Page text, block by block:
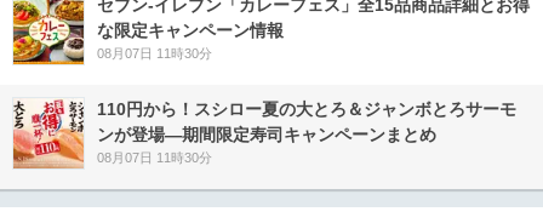
セブン‐イレブン「カレーフェス」全15品商品詳細とお得
な限定キャンペーン情報
08月07日 11時30分
110円から！スシロー夏の大とろ＆ジャンボとろサーモ
ンが登場―期間限定寿司キャンペーンまとめ
08月07日 11時30分